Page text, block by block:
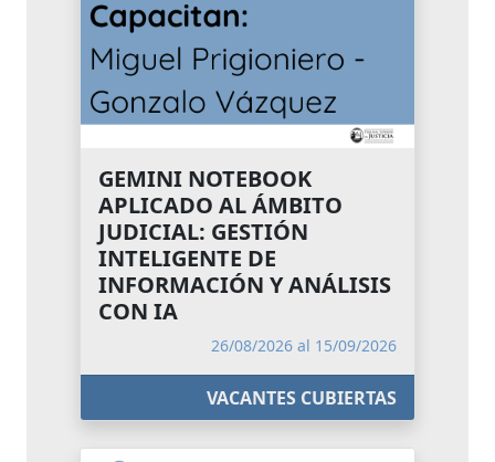
GEMINI NOTEBOOK
APLICADO AL ÁMBITO
JUDICIAL: GESTIÓN
INTELIGENTE DE
INFORMACIÓN Y ANÁLISIS
CON IA
26/08/2026 al 15/09/2026
VACANTES CUBIERTAS